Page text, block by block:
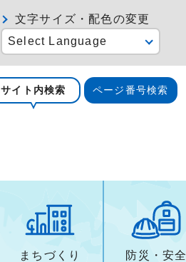
文字サイズ・配色の変更
Select Language
サイト内検索 ページ番号検索
まちづくり 防災・安全